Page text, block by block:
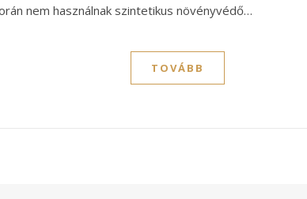
nem használnak szintetikus növényvédő…
TOVÁBB